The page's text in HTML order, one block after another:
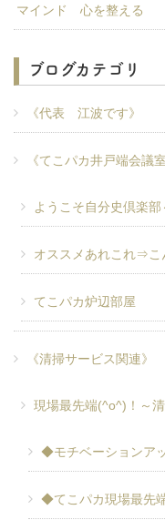
マインド 心を整える
ブログカテゴリ
《代表 江波です》
《てこパカ井戸端会議室
ようこそ自分史倶楽
オススメあれこれ⇒こ
てこパカ炉辺部屋
《清掃サービス関連》
現場最先端(^o^)！～
◆モチベーションア
◆てこパカ現場最先